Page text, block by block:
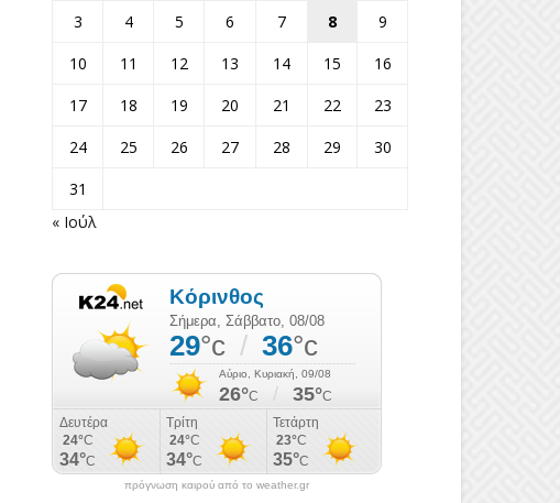
3
4 5 6 7 8
9
10
11 12 13 14 15
16
17
18 19 20 21 22
23
24
25 26 27 28 29
30
31
« Ιούλ
πρόγνωση καιρού από το weather.gr